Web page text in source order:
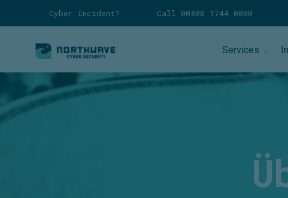
Cyber Incident? Call 00800 1744 0000
Services